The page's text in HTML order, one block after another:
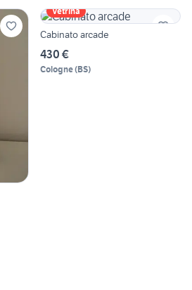
Vetrina
Cabinato arcade
430 €
Cologne(BS)